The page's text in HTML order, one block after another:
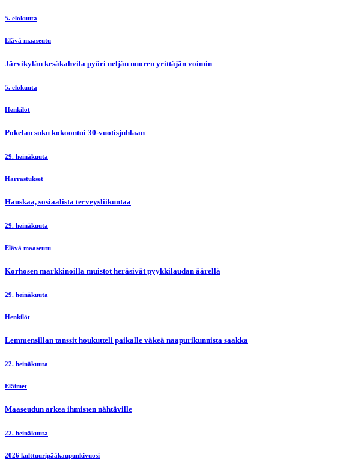
5. elokuuta
Elävä maaseutu
Järvikylän kesäkahvila pyöri neljän nuoren yrittäjän voimin
5. elokuuta
Henkilöt
Pokelan suku kokoontui 30-vuotisjuhlaan
29. heinäkuuta
Harrastukset
Hauskaa, sosiaalista terveysliikuntaa
29. heinäkuuta
Elävä maaseutu
Korhosen markkinoilla muistot heräsivät pyykkilaudan äärellä
29. heinäkuuta
Henkilöt
Lemmensillan tanssit houkutteli paikalle väkeä naapurikunnista saakka
22. heinäkuuta
Eläimet
Maaseudun arkea ihmisten nähtäville
22. heinäkuuta
2026 kulttuuripääkaupunkivuosi